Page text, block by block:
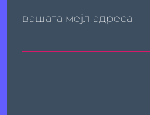
вашата мејл адреса